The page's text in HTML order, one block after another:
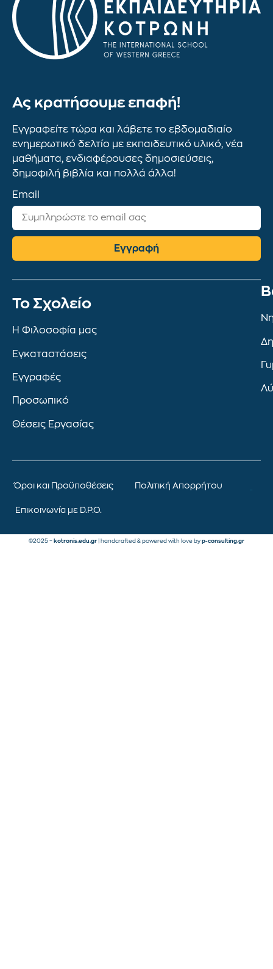
Ας κρατήσουμε επαφή!
Εγγραφείτε τώρα και λάβετε το εβδομαδιαίο
ενημερωτικό δελτίο με εκπαιδευτικό υλικό, νέα
μαθήματα, ενδιαφέρουσες δημοσιεύσεις,
δημοφιλή βιβλία και πολλά άλλα!
Email
Εγγραφή
To Σχολείο
Η Φιλοσοφία μας
Εγκαταστάσεις
Εγγραφές
Προσωπικό
Θέσεις Εργασίας
Όροι και Προϋποθέσεις Πολιτική Απορρήτου
Επικοινωνία με D.P.O.
©2025 – kotronis.edu.gr | handcrafted & powered with love by p-consulting.gr